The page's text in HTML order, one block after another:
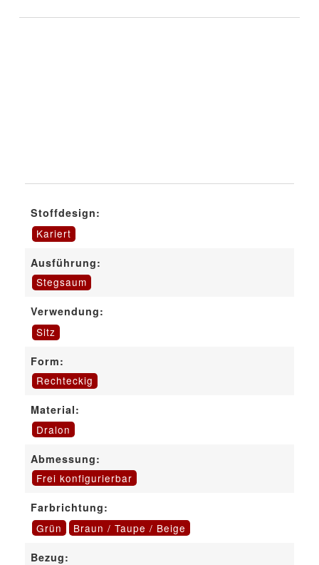
Stoffdesign:
Kariert
Ausführung:
Stegsaum
Verwendung:
Sitz
Form:
Rechteckig
Material:
Dralon
Abmessung:
Frei konfigurierbar
Farbrichtung:
Grün
Braun / Taupe / Beige
Bezug: